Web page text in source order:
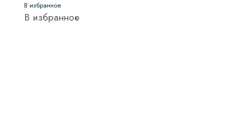
В избранное
В избранное